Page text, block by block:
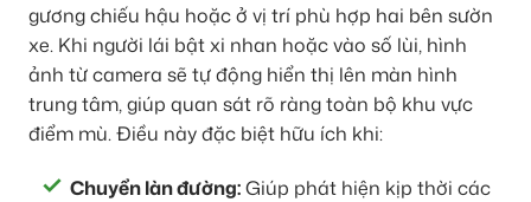
gương chiếu hậu hoặc ở vị trí phù hợp hai bên sườn
xe. Khi người lái bật xi nhan hoặc vào số lùi, hình
ảnh từ camera sẽ tự động hiển thị lên màn hình
trung tâm, giúp quan sát rõ ràng toàn bộ khu vực
điểm mù. Điều này đặc biệt hữu ích khi:
Chuyển làn đường:Giúp phát hiện kịp thời các